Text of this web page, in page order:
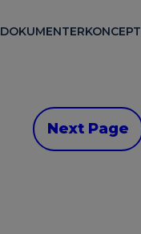
DOKUMENTERKONCEPT
Next Page